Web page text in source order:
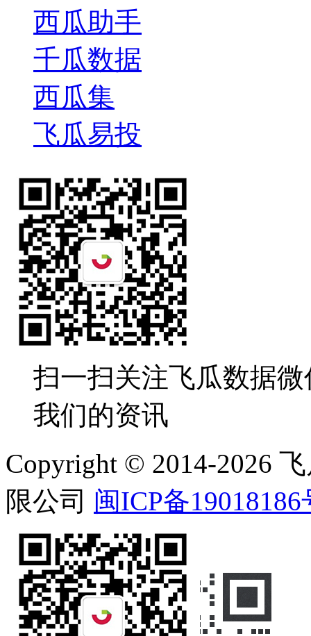
西瓜助手
千瓜数据
西瓜集
飞瓜易投
扫一扫关注飞瓜数据
我们的资讯
Copyright © 2014-2026
限公司 闽ICP备19018186
在线客服